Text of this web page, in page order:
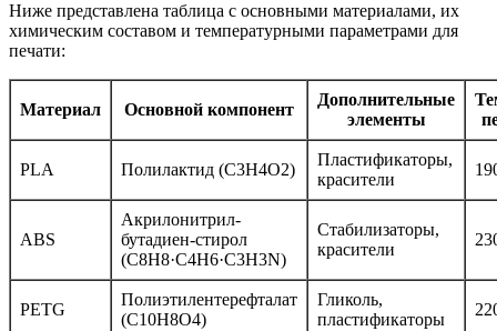
Ниже представлена таблица с основными материалами, их
химическим составом и температурными параметрами для
печати:
Материал Основной компонент
Дополнительные
элементы
PLA Полилактид (C3H4O2)
Пластификаторы,
красители
ABS
Акрилонитрил-
бутадиен-стирол
(C8H8·C4H6·C3H3N)
Стабилизаторы,
красители
PETG
Полиэтилентерефталат
(C10H8O4)
Гликоль,
пластификаторы